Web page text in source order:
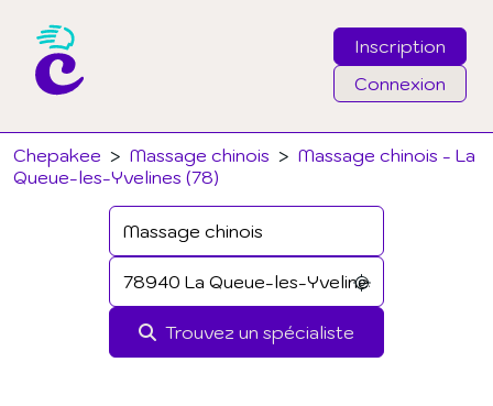
Inscription
Connexion
Chepakee > Massage chinois > Massage chinois - La
Queue-les-Yvelines (78)
Trouvez un spécialiste
Email
Mot de passe
J'ai oublié mon mot de passe
Connexion